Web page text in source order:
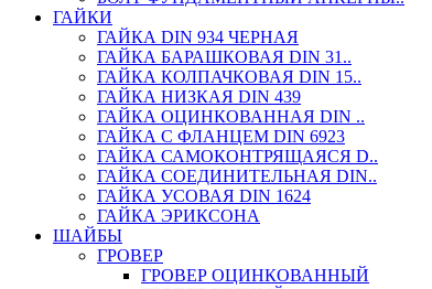
ГАЙКИ
ГАЙКА DIN 934 ЧЕРНАЯ
ГАЙКА БАРАШКОВАЯ DIN 31..
ГАЙКА КОЛПАЧКОВАЯ DIN 15..
ГАЙКА НИЗКАЯ DIN 439
ГАЙКА ОЦИНКОВАННАЯ DIN ..
ГАЙКА С ФЛАНЦЕМ DIN 6923
ГАЙКА САМОКОНТРЯЩАЯСЯ D..
ГАЙКА СОЕДИНИТЕЛЬНАЯ DIN..
ГАЙКА УСОВАЯ DIN 1624
ГАЙКА ЭРИКСОНА
ШАЙБЫ
ГРОВЕР
ГРОВЕР ОЦИНКОВАННЫЙ